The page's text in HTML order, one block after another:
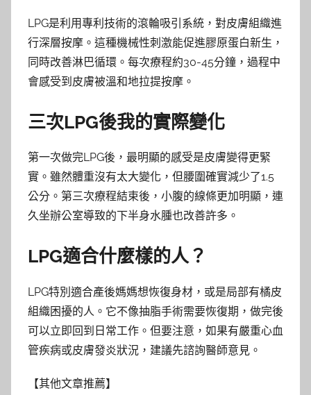
LPG是利用專利技術的滾輪吸引系統，對皮膚組織進
行深層按摩。這種機械性刺激能促進膠原蛋白新生，
同時改善淋巴循環。每次療程約30-45分鐘，過程中
會感受到皮膚被溫和地拉提按摩。
三次LPG後我的實際變化
第一次做完LPG後，最明顯的感受是皮膚變得更緊
實。雖然體重沒有太大變化，但腰圍確實減少了1.5
公分。第三次療程結束後，小腹的線條更加明顯，連
久坐辦公室導致的下半身水腫也改善許多。
LPG適合什麼樣的人？
LPG特別適合產後媽媽想恢復身材，或是局部有橘皮
組織困擾的人。它不像抽脂手術需要恢復期，做完後
可以立即回到日常工作。但要注意，如果有嚴重心血
管疾病或皮膚發炎狀況，建議先諮詢醫師意見。
【其他文章推薦】